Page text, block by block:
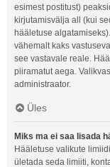
esimest postitust)
kirjutamisvälja all (kui
hääletuse
vähemalt kaks
see vastavale reale.
piiramatut aega.
administraator.
Üles
Miks ma ei saa lisada
Hääletuse valikute
ületada seda limiiti,